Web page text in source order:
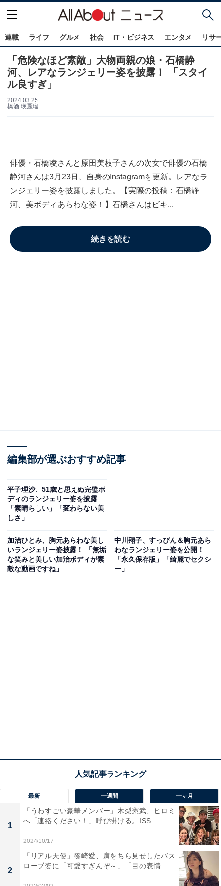
連載 ライフ グルメ 社会 IT・ビジネス エンタメ リサ
「危険なほど素敵」大物両親の娘・石橋静
河、レアなランジェリー姿を披露！ 「スタイ
ル良すぎ」
2024.03.25
橋酒 瑛麗瑠
俳優・石橋凌さんと原田美枝子さんの次女で俳優の石橋
静河さんは3月23日、自身のInstagramを更新。レアなラ
ンジェリー姿を披露しました。【実際の投稿：石橋静
河、美ボディあらわな姿！】石橋さんはビキ...
続きを読む
編集部が選ぶおすすめ記事
平子理沙、51歳と思えぬ完璧ボ
ディのランジェリー姿を披露
「素晴らしい」「変わらない美
しさ」
加治ひとみ、胸元あらわな美し
いランジェリー姿披露！ 「無垢
な笑みと美しい加治ボディが素
敵な動画ですね」
中川翔子、すっぴん＆胸元あら
わなランジェリー姿を公開！
「永久保存版」「綺麗でセクシ
ー」
最新 一週間 一ヶ月
1
「うわすごい豪華メンバー」木梨憲武、ヒロミ
へ「連絡ください！」呼び掛ける。ISS...
2024/10/17
2
「リアル天使」篠崎愛、肩をちら見せしたバス
ローブ姿に「可愛すぎんぞ～」「目の表情...